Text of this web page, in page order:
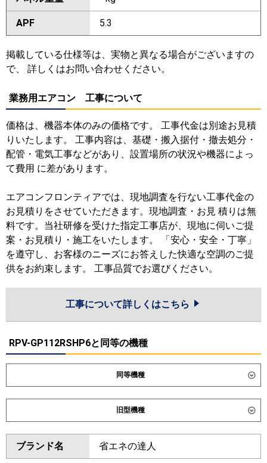
APF 5.3
掲載している仕様等は、実物と異なる場合がございますの
で、 詳しくはお問い合わせください。
業務用エアコン 工事について
価格は、機器本体のみの価格です。 工事代金は別途お見積
りいたします。 工事内容は、基礎・搬入据付・撤去処分・
配管・電気工事などがあり、設置場所の状況や機器によっ
て費用 に差があります。
エアコンフロンティアでは、現地調査を行ない工事代金の
お見積りをさせていただきます。現地調査・お見 積りは無
料です。当社研修を受けた指定工事店が、現地に伺いご提
案・お見積り・施工をいたします。 「安心・安全・丁寧」
を遵守し、お客様のニーズにお答えした快適な空調のご提
供をお約束します。 工事品質でお選びください。
工事について詳しくはこちら
RPV-GP112RSHP6と同等の機種
同等機種
ダイキン SZRV112CD SDRV112BBD
東芝 GFHB11211BU GFSB11214BU
三菱電機 PSZX-HRMP112K6
旧型機種
ダイキン SZRV112BZD SZRV112BYD
SZRV112BJD
ブランド名 省エネの達人